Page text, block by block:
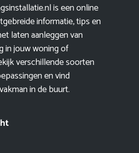
is een online
informatie, tips en
laten aanleggen van
in jouw woning of
verschillende soorten
en vind
in de buurt.